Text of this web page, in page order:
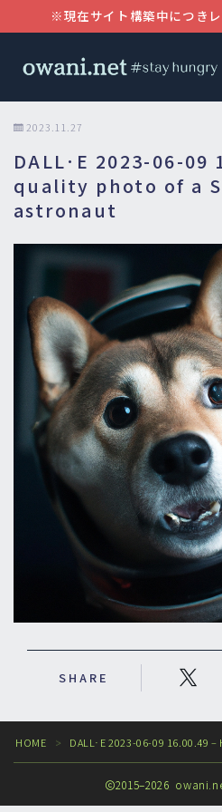
※現在サイト構築中につき
MENU
AWS
WordPress
Follow
2023.11.27
DALL·E 2023-06-09
quality photo of a
astronaut
SHARE
HOME ＞ DALL·E 2023-06-09
2015–2026